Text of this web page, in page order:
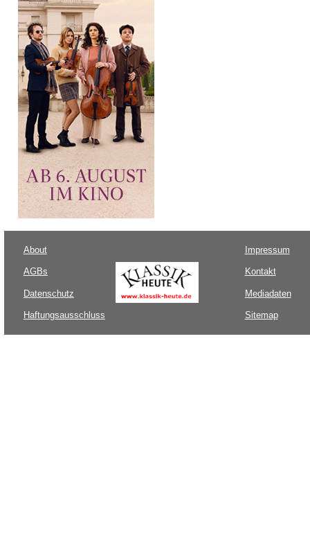
About
AGBs
Datenschutz
Haftungsausschluss
Impressum
Kontakt
Mediadaten
Sitemap